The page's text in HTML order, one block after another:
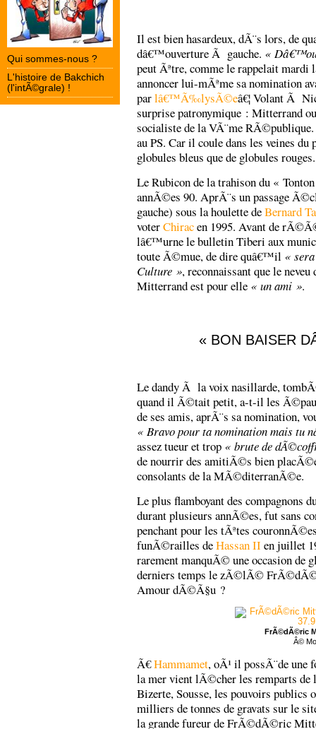
Qui sommes-nous ?
L'histoire de Bakchich
(l'intÃ©grale) !
Il est bien hasardeux, dÃ¨s lors, de
dâ€™ouverture Ã gauche. «
peut Ãªtre, comme le rappelait
annoncer lui-mÃªme sa nomination
parlâ€™Ã‰lysÃ©eâ€¦ Volant Ã
surprise patronymique : Mitterrand
socialiste de la VÃ¨me
au PS. Car il coule dans les veines
globules bleus que de globules
Le Rubicon de la trahison du «
annÃ©es 90. AprÃ¨s un passage
gauche) sous la houlette deBernard
voterChiracen 1995. Avant de
lâ€™urne le bulletin Tiberi aux
toute Ã©mue, de dire quâ€™il «
Culture », reconnaissant que le
Mitterrand est pour elle « un ami ».
« BON BAISER
Le dandy Ã la voix nasillarde,
quand il Ã©tait petit, a-t-il les
de ses amis, aprÃ¨s sa nomination,
« Bravo pour ta nomination mais tu
assez tueur et trop « brute de
de nourrir des amitiÃ©s bien
consolants de la MÃ©diterranÃ©e.
Le plus flamboyant des compagnons
durant plusieurs annÃ©es, fut sans
penchant pour les tÃªtes
funÃ©railles deHassan IIen juillet
rarement manquÃ© une occasion
derniers temps le zÃ©lÃ©
Amour dÃ©Ã§u ?
FrÃ©dÃ©ric
Â©
Ã€Hammamet, oÃ¹ il possÃ¨de
la mer vient lÃ©cher les remparts de
Bizerte, Sousse, les pouvoirs
milliers de tonnes de gravats sur le
la grande fureur de FrÃ©dÃ©ric